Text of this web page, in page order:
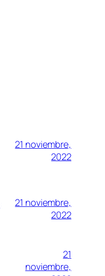
21 noviembre,
2022
21 noviembre,
2022
21
noviembre,